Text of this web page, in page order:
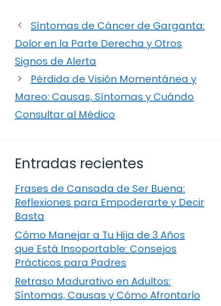
Síntomas de Cáncer de Garganta:
Dolor en la Parte Derecha y Otros
Signos de Alerta
Pérdida de Visión Momentánea y
Mareo: Causas, Síntomas y Cuándo
Consultar al Médico
Entradas recientes
Frases de Cansada de Ser Buena:
Reflexiones para Empoderarte y Decir
Basta
Cómo Manejar a Tu Hija de 3 Años
que Está Insoportable: Consejos
Prácticos para Padres
Retraso Madurativo en Adultos:
Síntomas, Causas y Cómo Afrontarlo